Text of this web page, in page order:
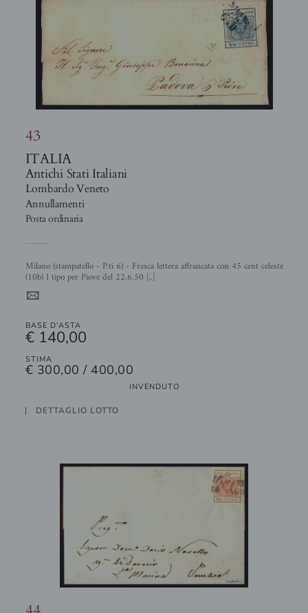
43
ITALIA
Antichi Stati Italiani
Lombardo Veneto
Annullamenti
Posta ordinaria
Milano (stampatello - P.ti 6) - Fresca lettera affrancata con 45 cent celeste
(10b) I tipo per Piove del 22.6.50 [..]
4
BASE D'ASTA
€ 140,00
STIMA
€ 300,00 / 400,00
INVENDUTO
DETTAGLIO LOTTO